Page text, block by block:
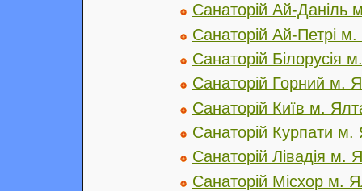
Санаторій Ай-Даніль
Санаторій Ай-Петрі
Санаторій Білорусія
Санаторій Горний м.
Санаторій Київ м.
Санаторій Курпати м.
Санаторій Лівадія м.
Санаторій Місхор м.